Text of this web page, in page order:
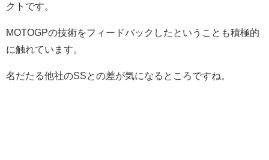
クトです。
MOTOGPの技術をフィードバックしたということも積極的
に触れています。
名だたる他社のSSとの差が気になるところですね。